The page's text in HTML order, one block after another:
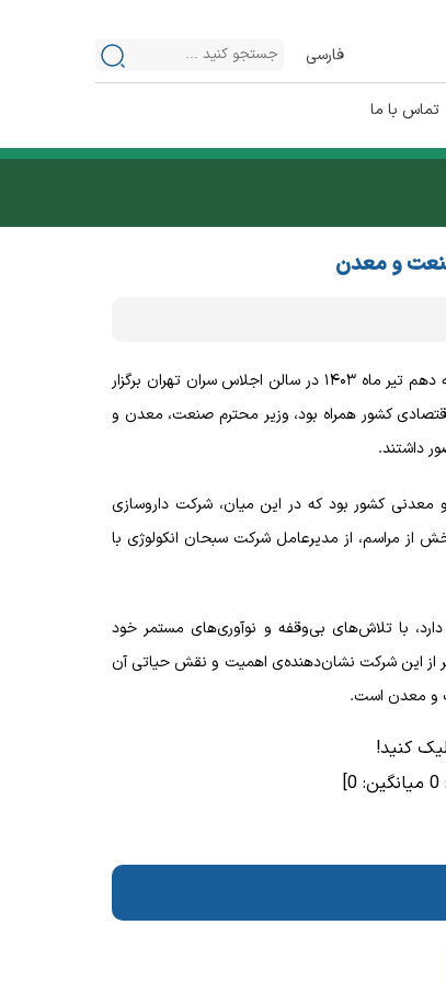
فارسی
تماس با ما
و معدن
بیست و هشتمین مراسم گرامیداشت روز ملی صنعت و معدن، روز یکشنبه دهم تیر ماه ۱۴۰۳ در سالن اجلاس سران تهران برگزار
کشور همراه بود، وزیر محترم صنعت، معدن و
داشتند.
و معدنی کشور بود که در این میان، شرکت داروسازی
از مراسم، از مدیرعامل شرکت سبحان انکولوژی با
با تلاش‌های بی‌وقفه و نوآوری‌های مستمر خود
از این شرکت نشان‌دهنده‌ی اهمیت و نقش حیاتی آن
و معدن است.
کنید!
0 میانگین: 0
]